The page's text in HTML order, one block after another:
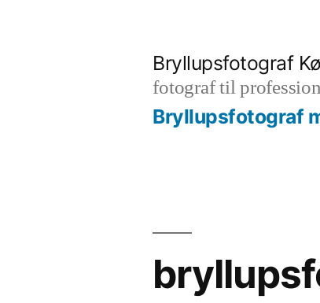
Bryllupsfotograf
fotograf til
Bryllupsfotograf